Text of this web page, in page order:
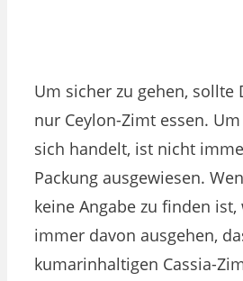
Um sicher zu gehen, sollte
nur Ceylon-Zimt essen.
sich handelt, ist nicht
Packung ausgewiesen.
keine Angabe zu finden
immer davon ausgehen,
kumarinhaltigen Cassia-